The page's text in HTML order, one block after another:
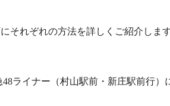
それぞれの方法を詳しくご紹介します
ライナー（村山駅前・新庄駅前行）